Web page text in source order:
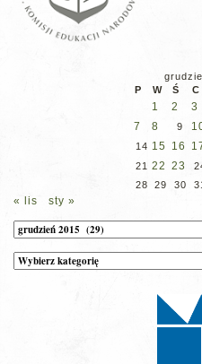
P
W Ś C
1 2 3
7 8 9
14 15 16
21 22 23
28
29 30
« lis sty »
Archiwum
Kategorie
wpisów